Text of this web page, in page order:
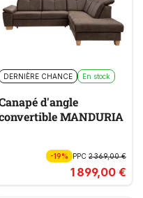
DERNIÈRE CHANCE En stock
d'angle
MANDURIA
-19% PPC2 369,00 €
1 899,00 €